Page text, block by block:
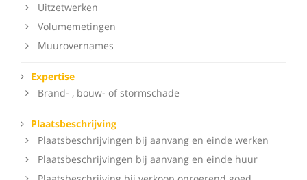
Uitzetwerken
Volumemetingen
Muurovernames
Expertise
Brand- , bouw- of stormschade
Plaatsbeschrijving
Plaatsbeschrijvingen bij aanvang en einde werken
Plaatsbeschrijvingen bij aanvang en einde huur